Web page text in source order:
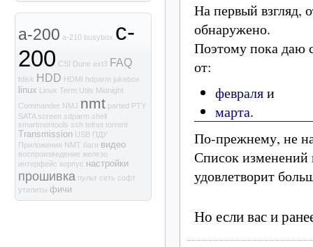
На первый взгляд,
обнаружено.
Поэтому пока даю
от:
февраляи
марта.
По-прежнему, не
Список изменений
удовлетворит
Но если вас и
a-200 a-210 busybox c-
200 CSI Dune ext3 FAQ
fdisk HDD HDMI hdparm jukebox
linux Linux Term Utils Midnight
Commander NMJ nmt parted PTY
SATA screen sdparm shell
smartmontools ssh telnet torrent
Transmission USB ПДУ
Приложения NMT баги видео
воспроизведение железо
интерфейс корпус настройки
прошивка пульт сеть софт
утилиты фичи